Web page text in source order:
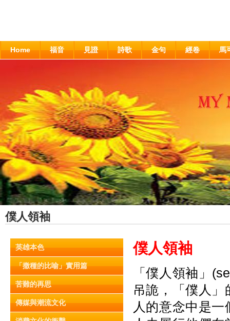
Home 福音 見證 詩歌 金句 經卷 馬
僕人領袖
英雄本色
「撒種的比喻」實用篇
苦難的再思
傳媒與潮流文化
僕人領袖
「僕人領袖」
吊詭，「僕人
人的意念中是